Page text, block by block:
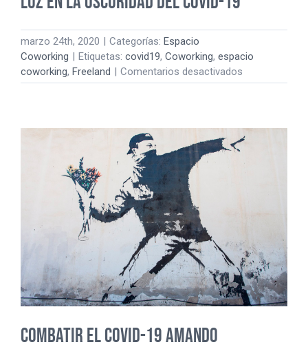
marzo 24th, 2020 | Categorías: Espacio
Coworking | Etiquetas: covid19, Coworking, espacio
coworking, Freeland | Comentarios desactivados
Luz
oscuridad
Covid-
Combatir el COVID-19 amando